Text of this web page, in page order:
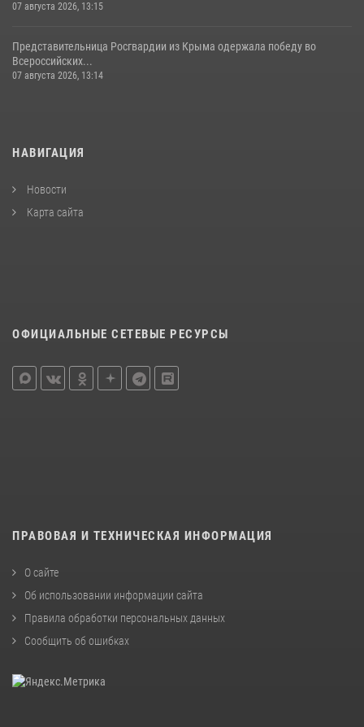
07 августа 2026, 13:15
Представительница Росгвардии из Крыма одержала победу во
Всероссийских...
07 августа 2026, 13:14
НАВИГАЦИЯ
Новости
Карта сайта
ОФИЦИАЛЬНЫЕ СЕТЕВЫЕ РЕСУРСЫ
ПРАВОВАЯ И ТЕХНИЧЕСКАЯ ИНФОРМАЦИЯ
О сайте
Об использовании информации сайта
Правила обработки персональных данных
Сообщить об ошибках